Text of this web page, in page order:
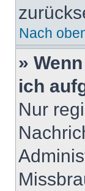
Nach
»
ich
Nur